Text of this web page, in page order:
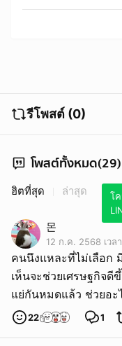
รีโพสต์ (0)
โพสต์ทั้งหมด(29)
โ
ฮิตที่สุด ล่าสุด
몬
12 ก.ค. 2568 เวล
คนนึงแหละที่ไม่เลือก
เห็นจะช่วยเศรษฐกิจ
แย่กันหมดแล้ว ช่วยอะ
22 1